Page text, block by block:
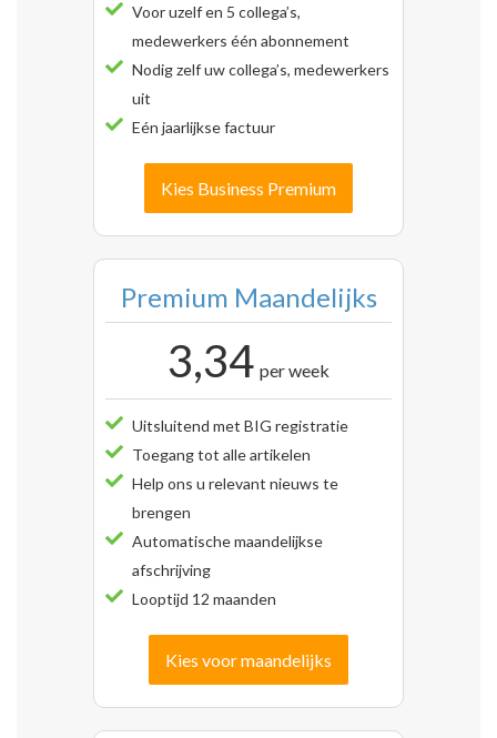
Voor uzelf en 5 collega’s,
medewerkers één abonnement
Nodig zelf uw collega’s, medewerkers
uit
Eén jaarlijkse factuur
Kies Business Premium
Premium Maandelijks
3,34 per week
Uitsluitend met BIG registratie
Toegang tot alle artikelen
Help ons u relevant nieuws te
brengen
Automatische maandelijkse
afschrijving
Looptijd 12 maanden
Kies voor maandelijks